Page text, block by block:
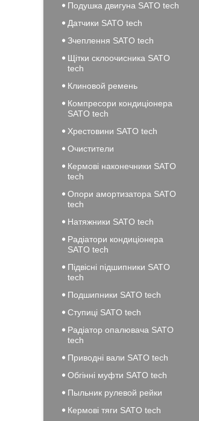
Подушка двигуна SATO tech
Датчики SATO tech
Зчеплення SATO tech
Щітки склоочисника SATO
tech
Клиновой ремень
Компресори кондиціонера
SATO tech
Хрестовини SATO tech
Очистители
Кермові наконечники SATO
tech
Опори амортизатора SATO
tech
Натяжники SATO tech
Радіатори кондиціонера
SATO tech
Підвісні підшипники SATO
tech
Подшипники SATO tech
Ступиці SATO tech
Радіатор опалювача SATO
tech
Приводні вали SATO tech
Обгінні муфти SATO tech
Пыльник рулевой рейки
Кермові тяги SATO tech